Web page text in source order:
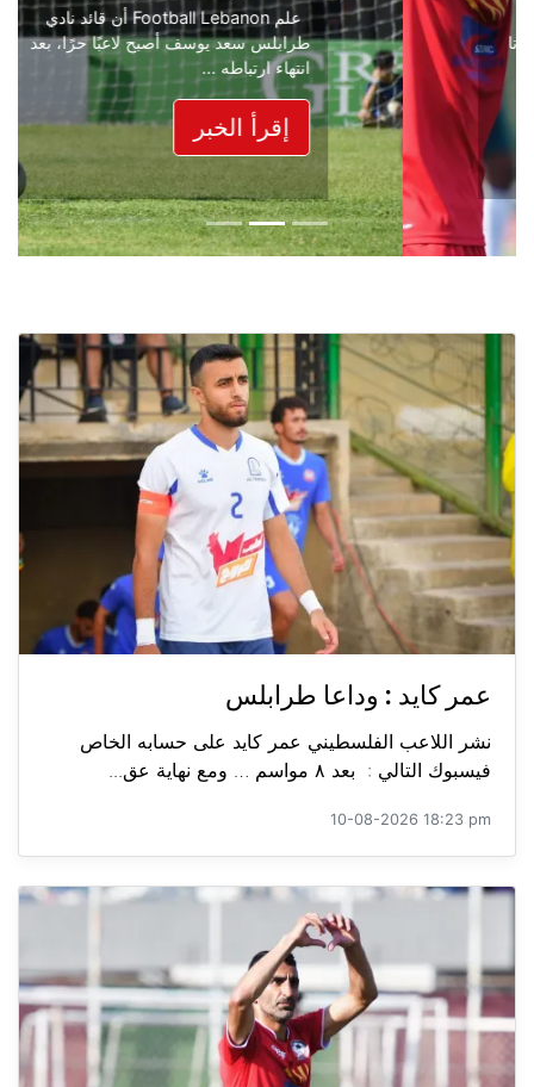
علم Football Lebanon أن قائد نادي
طرابلس سعد يوسف أصبح لاعبًا حرًا، بعد
انتهاء ارتباطه ...
إقرأ الخبر
عمر كايد : وداعا طرابلس
نشر اللاعب الفلسطيني عمر كايد على حسابه الخاص
فيسبوك التالي : بعد ٨ مواسم … ومع نهاية عق...
10-08-2026 18:23 pm